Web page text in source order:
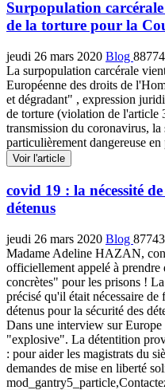
Surpopulation
de la torture pour la
jeudi 26 mars 2020 Blog 88774
La surpopulation carcérale
Européenne des droits de
et dégradant" , expression
de torture (violation de l'article
transmission du coronavirus,
particulièrement dangereuse
Voir l'article
covid 19 : la nécessité
détenus
jeudi 26 mars 2020 Blog 87743
Madame Adeline HAZAN,
officiellement appelé à prendre
concrètes" pour les prisons !
précisé qu'il était nécessaire
détenus pour la sécurité des
Dans une interview sur
"explosive". La détentition
: pour aider les magistrats du
demandes de mise en liberté